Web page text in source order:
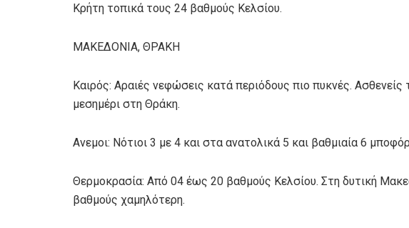
Κρήτη τοπικά τους 24 βαθμούς Κελσίου.
ΜΑΚΕΔΟΝΙΑ, ΘΡΑΚΗ
Καιρός: Αραιές νεφώσεις κατά περιόδους πιο πυκνές.
μεσημέρι στη Θράκη.
Ανεμοι: Νότιοι 3 με 4 και στα ανατολικά 5 και βαθμιαία 6
Θερμοκρασία: Από 04 έως 20 βαθμούς Κελσίου. Στη δυτική
βαθμούς χαμηλότερη.